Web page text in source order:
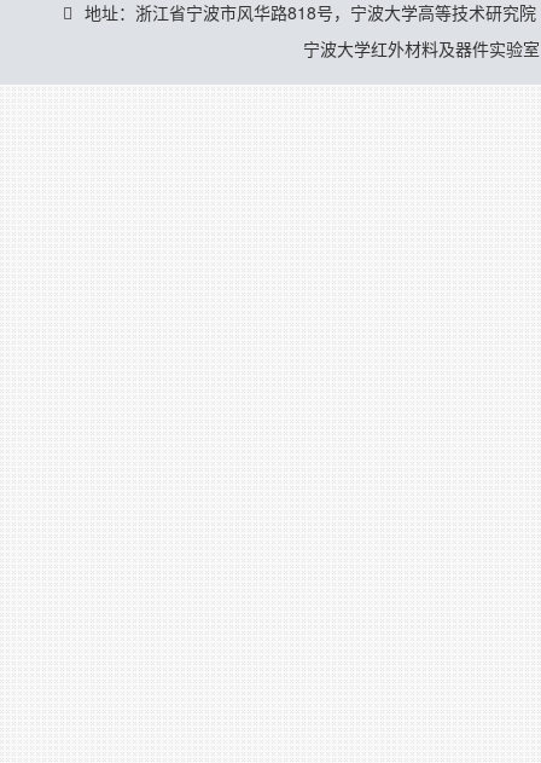
地址：浙江省宁波市风华路818号，宁波大学高等技术研究院
宁波大学红外材料及器件实验